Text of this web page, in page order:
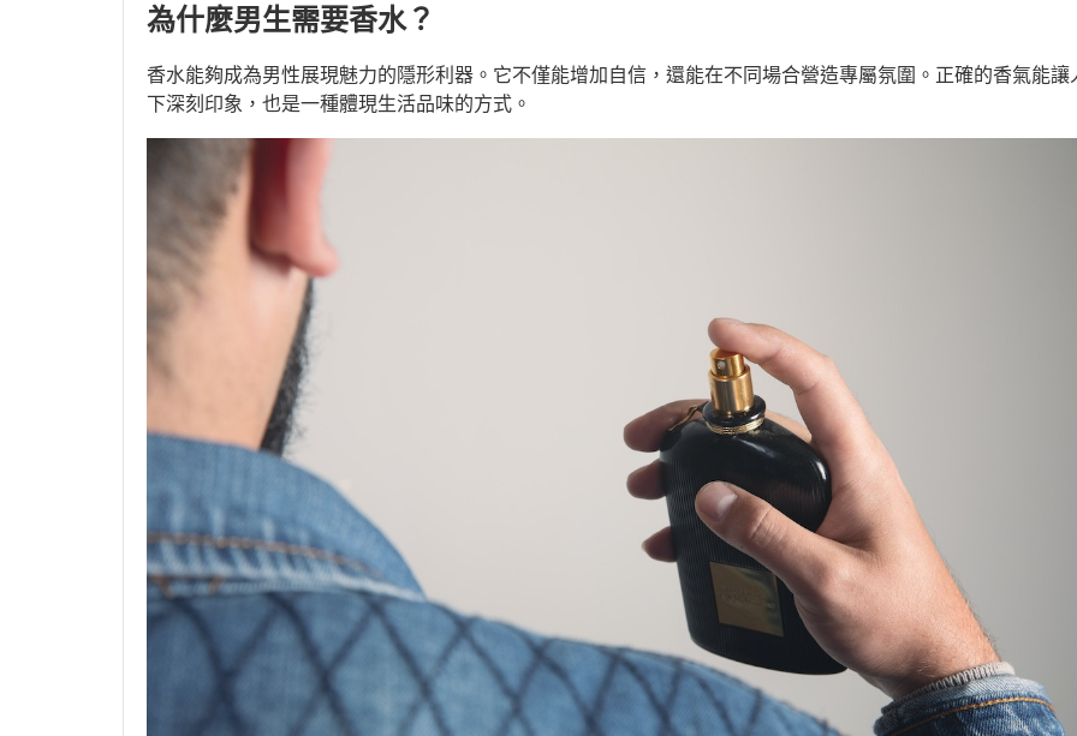
為什麼男生需要香水？
香水能夠成為男性展現魅力的隱形利器。它不僅能增加自信，還能在不同場合營造專屬氛圍。正確的香氣能讓
下深刻印象，也是一種體現生活品味的方式。